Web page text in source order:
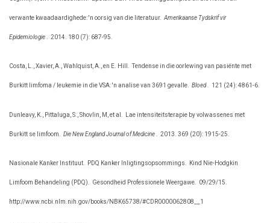
verwante kwaadaardighede: 'n oorsig van die literatuur. Amerikaanse Tydskrif vir
Epidemiologie. 2014. 180 (7): 687-95.
Costa, L., Xavier, A., Wahlquist, A., en E. Hill. Tendense in die oorlewing van pasiënte met
Burkitt limfoma / leukemie in die VSA: 'n analise van 3691 gevalle. Bloed. 121 (24): 4861-6.
Dunleavy, K., Pittaluga, S., Shovlin, M, et al. Lae intensiteitsterapie by volwassenes met
Burkitt se limfoom. Die New England Journal of Medicine 2013. 369 (20): 1915-25.
Nasionale Kanker Instituut. PDQ Kanker Inligtingsopsommings. Kind Nie-Hodgkin
Limfoom Behandeling (PDQ). Gesondheid Professionele Weergawe. 09/29/15.
http://www.ncbi.nlm.nih.gov/books/NBK65738/#CDR0000062808__1